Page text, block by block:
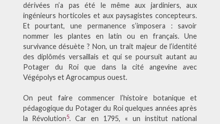
dérivées n’a pas été le même aux jardiniers, aux
ingénieurs horticoles et aux paysagistes concepteurs.
Et pourtant, une permanence s’imposera : savoir
nommer les plantes en latin ou en français. Une
survivance désuète ? Non, un trait majeur de l’identité
des diplômés versaillais et qui se poursuit autant au
Potager du Roi que dans la cité angevine avec
Végépolys et Agrocampus ouest.
On peut faire commencer l’histoire botanique et
pédagogique du Potager du Roi quelques années après
la Révolution5. Car en 1795, « un institut national